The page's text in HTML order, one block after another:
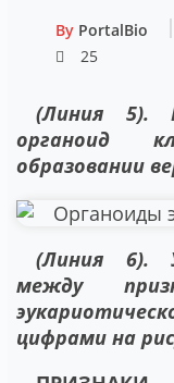
By PortalBio
25
(Линия 5).
органоид
образовании
(Линия 6).
между
цифрами на